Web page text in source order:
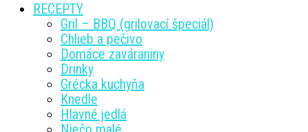
RECEPTY
Gril – BBQ (grilovací špeciál)
Chlieb a pečivo
Domáce zaváraniny
Drinky
Grécka kuchyňa
Knedle
Hlavné jedlá